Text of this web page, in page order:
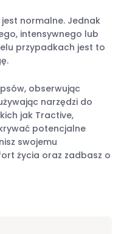
normalne. Jednak
intensywnego lub
przypadkach jest to
obserwując
narzędzi do
jak Tractive,
potencjalne
swojemu
życia oraz zadbasz o